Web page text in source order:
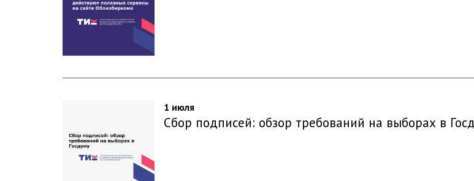
1 июля
Сбор подписей: обзор требований на выборах в